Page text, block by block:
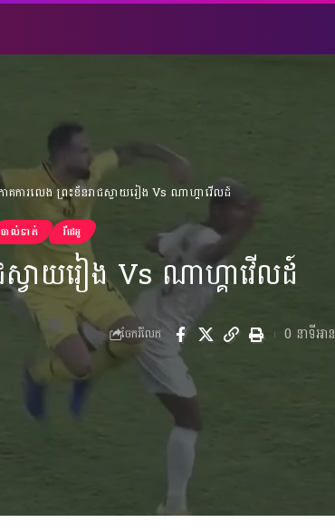
ាគការលេង ព្រះខ័នរាជស្វាយរៀង Vs ណាហ្គាវើលដ៍
បាល់ទាត់ វីដេអូ
ស្វាយរៀង Vs ណាហ្គាវើលដ៍
ចែករំលែក 0 នាទីអាន